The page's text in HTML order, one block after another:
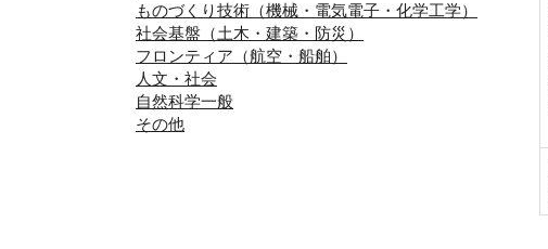
ものづくり技術（機械・電気電子・化学工学）
社会基盤（土木・建築・防災）
フロンティア（航空・船舶）
人文・社会
自然科学一般
その他